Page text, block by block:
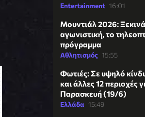
Entertainment 16:01
Μουντιάλ 2026:
αγωνιστική, το
πρόγραμμα
Αθλητισμός 15:55
Φωτιές: Σε υψηλό
και άλλες 12 περιοχές
Παρασκευή (19/6)
Ελλάδα 15:49